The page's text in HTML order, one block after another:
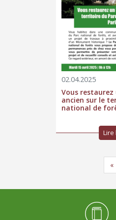
02.04.2025
Vous
ancien sur le
national de
Lire
«
Médiathèque Footer